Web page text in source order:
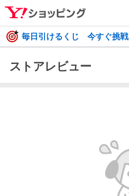
毎日引けるくじ 今すぐ挑戦
ストアレビュー